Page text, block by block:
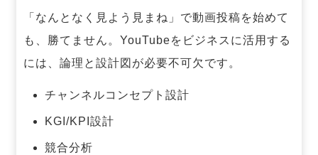
「なんとなく見よう見まね」で動画投稿を始めて
も、勝てません。 YouTubeをビジネスに活用する
には、論理と設計図が必要不可欠です。
チャンネルコンセプト設計
KGI/KPI設計
競合分析